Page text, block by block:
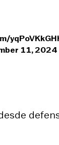
11, 2024